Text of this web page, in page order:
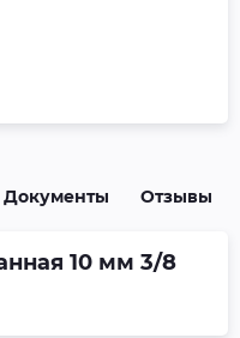
Документы Отзывы
10 мм 3/8